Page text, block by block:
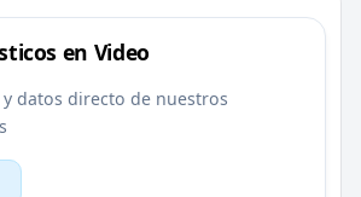
en Video
datos directo de nuestros